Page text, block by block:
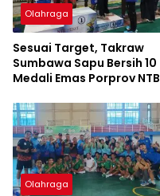
Olahraga
Sesuai Target, Takraw
Sumbawa Sapu Bersih 10
Medali Emas Porprov NTB
Olahraga